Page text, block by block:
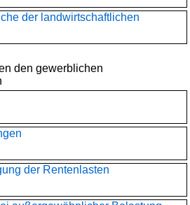
der landwirtschaftlichen
den gewerblichen
der Rentenlasten